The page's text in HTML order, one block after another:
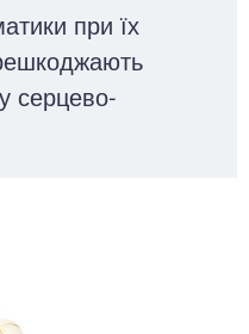
при їх
серцево-